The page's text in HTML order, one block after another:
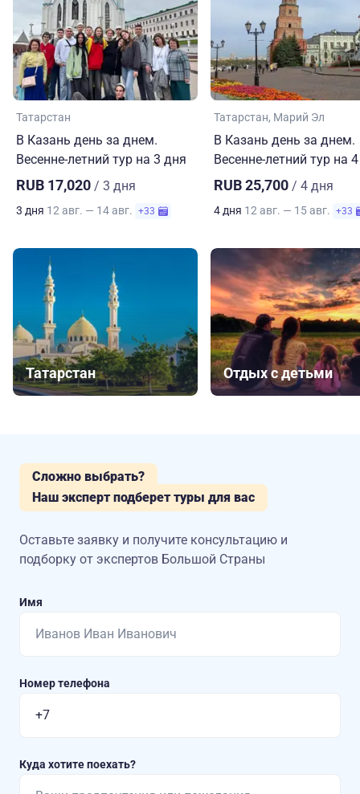
Татарстан
В Казань день за днем.
Весенне-летний тур на 3 дня
RUB 17,020 / 3 дня
3 дня 12 авг. — 14 авг. +33
Татарстан Марий Эл
В Казань день за днем.
Весенне-летний тур на
RUB 25,700 / 4 дня
4 дня 12 авг. — 15 авг. +33
Татарстан Отдых с детьми
Сложно выбрать?
Наш эксперт подберет туры для вас
Оставьте заявку и получите консультацию и
подборку от экспертов Большой Страны
Имя
Номер телефона
Куда хотите поехать?